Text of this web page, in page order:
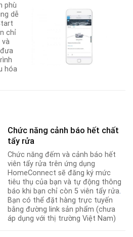
phù
dễ
chỉ
và
hóa
Chức năng cảnh báo hết chất
tẩy rửa
Chức năng đếm và cảnh báo hết
viên tẩy rửa trên ứng dụng
HomeConnect sẽ đăng ký mức
tiêu thụ của bạn và tự động thông
báo khi bạn chỉ còn 5 viên tẩy rửa.
Bạn có thể đặt hàng trực tuyến
bằng đường link sản phẩm (chưa
áp dụng với thị trường Việt Nam)